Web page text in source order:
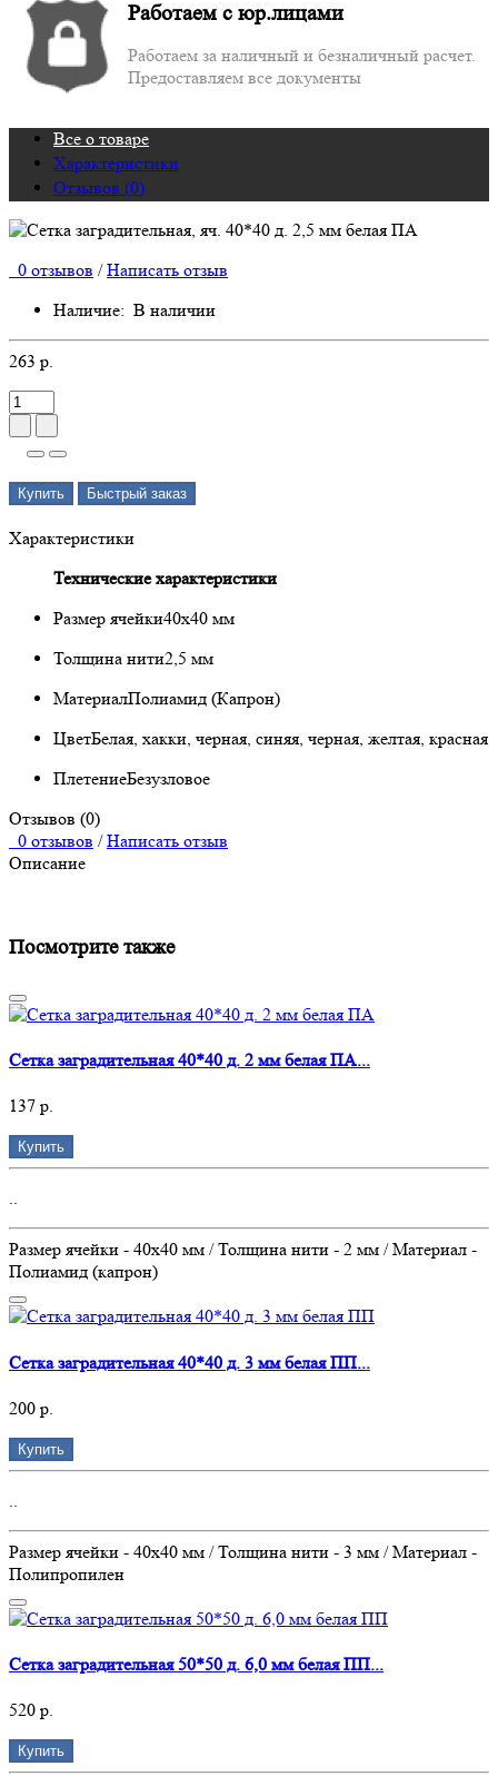
Работаем с юр.лицами
Работаем за наличный и безналичный расчет.
Предоставляем все документы
Все о товаре
Характеристики
Отзывов (0)
0 отзывов / Написать отзыв
Наличие: В наличии
263 р.
Купить Быстрый заказ
Характеристики
Технические характеристики
Размер ячейки40х40 мм
Толщина нити2,5 мм
МатериалПолиамид (Капрон)
ЦветБелая, хакки, черная, синяя, черная, желтая, красная
ПлетениеБезузловое
Отзывов (0)
0 отзывов / Написать отзыв
Описание
Посмотрите также
Сетка заградительная 40*40 д. 2 мм белая ПА...
137 р.
Купить
..
Размер ячейки - 40х40 мм / Толщина нити - 2 мм / Материал -
Полиамид (капрон)
Сетка заградительная 40*40 д. 3 мм белая ПП...
200 р.
Купить
..
Размер ячейки - 40х40 мм / Толщина нити - 3 мм / Материал -
Полипропилен
Сетка заградительная 50*50 д. 6,0 мм белая ПП...
520 р.
Купить